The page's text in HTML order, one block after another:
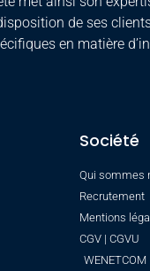
de ses
en matière
Société
Qui sommes
Recrutement
Mentions
CGV | CGVU
WENETCOM